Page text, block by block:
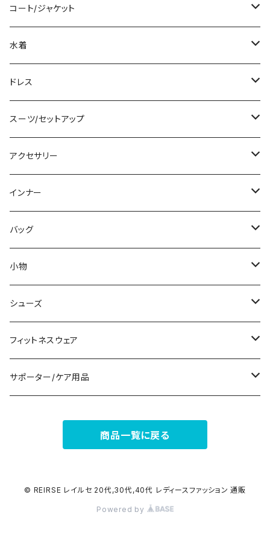
袖付き
ノースリーブ
その他
チュニック
シャツ/ブラウス
ベアトップ/チューブトップ
カーディガン/ボレロ
ニット/セーター
パーカー
スウェット/トレーナー
その他
クロップド丈
ロング丈
デニム
レギンス
その他
オールインワン
ミニ/ショート
ミディアム/ミモレ
ロング
その他
コート/ジャケット
コート
ジャケット
その他
水着
タンキニ
バンドゥビキニ
ワンピース
ラッシュガード
その他
ドレス
ミニ/ショート
ミディアム/ミモレ
ロング/マキシ
袖付き
ノースリーブ
パンツドレス
ナイトドレス
その他
スーツ/セットアップ
パンツスーツ
スカートスーツ
その他
アクセサリー
ネックレス
ブレスレット
ピアス
コサージュ
リング
その他
インナー
ブラ/ブラトップ/ベアトップ
ショーツ
タンクトップ/キャミソール
半袖/5分
7分/長袖
ペチコート/ペチパンツ
その他
バッグ
サブバッグ
クラッチバッグ
トートバッグ
ショルダーバッグ
カジュアルバッグ
バックパック
小物
マフラー/スカーフ/ストール
財布
アクセサリーケース
シューズ
スニーカー
ブーツ
その他
フィットネスウェア
セット販売
タイツ
サポーター/ケア用品
商品一覧に戻る
© REIRSE レイルセ 20代,30代,40代 レディースファッション 通販
Powered by